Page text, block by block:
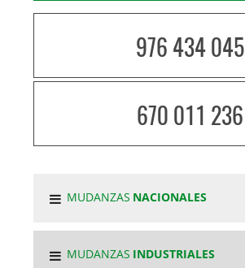
976 434 045
670 011 236
MUDANZAS NACIONALES
MUDANZAS INDUSTRIALES